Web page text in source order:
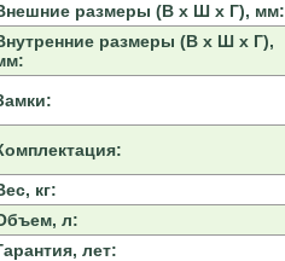
размеры (В х Ш х Г), мм:
размеры (В х Ш х Г),
кг:
л:
лет: